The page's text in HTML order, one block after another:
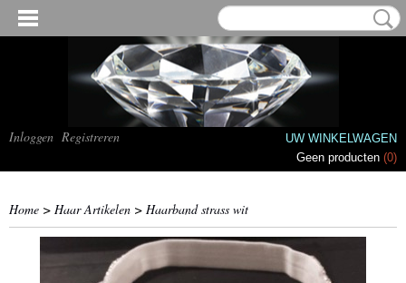
Inloggen Registreren
UW WINKELWAGEN
Geen producten (0)
Home > Haar Artikelen > Haarband strass wit